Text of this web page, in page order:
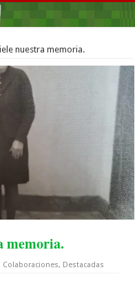
nuestra memoria.
memoria.
Colaboraciones, Destacadas